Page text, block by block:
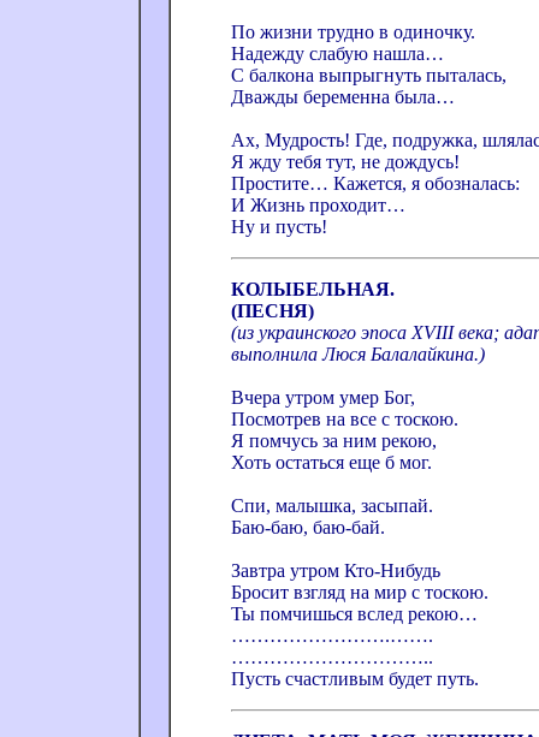
По жизни трудно в одиночку.
Надежду слабую нашла…
С балкона выпрыгнуть пыталась,
Дважды беременна была…
Ах, Мудрость! Где, подружка,
Я жду тебя тут, не дождусь!
Простите… Кажется, я обозналась:
И Жизнь проходит…
Ну и пусть!
КОЛЫБЕЛЬНАЯ.
(ПЕСНЯ)
(из украинского эпоса XVIII века;
выполнила Люся Балалайкина.)
Вчера утром умер Бог,
Посмотрев на все с тоскою.
Я помчусь за ним рекою,
Хоть остаться еще б мог.
Спи, малышка, засыпай.
Баю-баю, баю-бай.
Завтра утром Кто-Нибудь
Бросит взгляд на мир с тоскою.
Ты помчишься вслед рекою…
…………………….…….
…………………………..
Пусть счастливым будет путь.